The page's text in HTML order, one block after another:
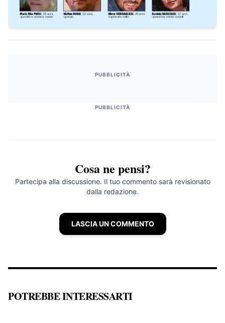
PUBBLICITÀ
PUBBLICITÀ
Cosa ne pensi?
Partecipa alla discussione. Il tuo commento sarà revisionato
dalla redazione.
LASCIA UN COMMENTO
POTREBBE INTERESSARTI